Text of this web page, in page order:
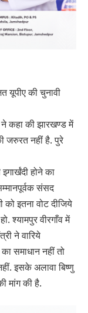
यूपीए की चुनावी
ने कहा की झारखण्ड में
जरुरत नहीं है. पुरे
होने का
संसद
इतना वोट दीजिये
श्यामपुर वीरगाँव में
ने वारिये
समाधान नहीं तो
इसके अलावा बिष्णु
मांग की है.